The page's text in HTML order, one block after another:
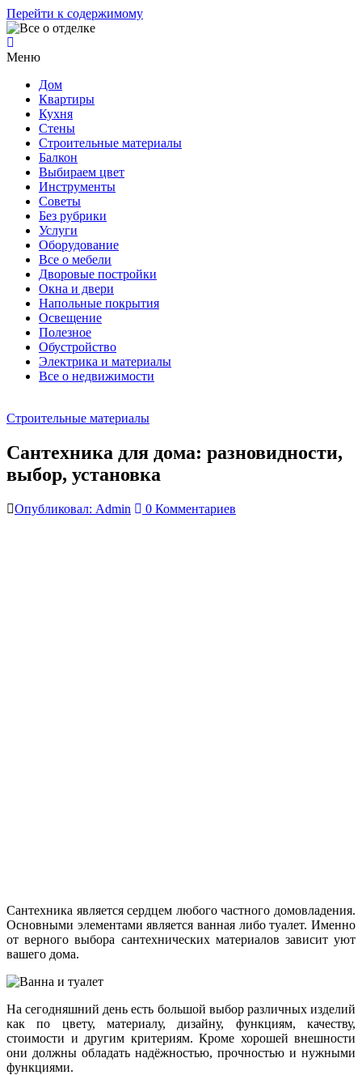
Перейти к содержимому
Меню
Дом
Квартиры
Кухня
Стены
Строительные материалы
Балкон
Выбираем цвет
Инструменты
Советы
Без рубрики
Услуги
Оборудование
Все о мебели
Дворовые постройки
Окна и двери
Напольные покрытия
Освещение
Полезное
Обустройство
Электрика и материалы
Все о недвижимости
Строительные материалы
Сантехника для дома: разновидности,
выбор, установка
Опубликовал: Admin 0 Комментариев
Сантехника является сердцем любого частного домовладения.
Основными элементами является ванная либо туалет. Именно
от верного выбора сантехнических материалов зависит уют
вашего дома.
На сегодняшний день есть большой выбор различных изделий
как по цвету, материалу, дизайну, функциям, качеству,
стоимости и другим критериям. Кроме хорошей внешности
они должны обладать надёжностью, прочностью и нужными
функциями.